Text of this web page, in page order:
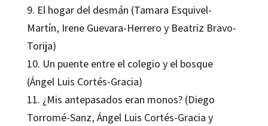
9. El hogar del desmán (Tamara Esquivel-
Martín, Irene Guevara-Herrero y Beatriz Bravo-
Torija)
10. Un puente entre el colegio y el bosque
(Ángel Luis Cortés-Gracia)
11. ¿Mis antepasados eran monos? (Diego
Torromé-Sanz, Ángel Luis Cortés-Gracia y